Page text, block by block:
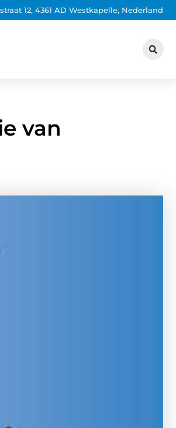
12, 4361 AD Westkapelle, Nederland
van